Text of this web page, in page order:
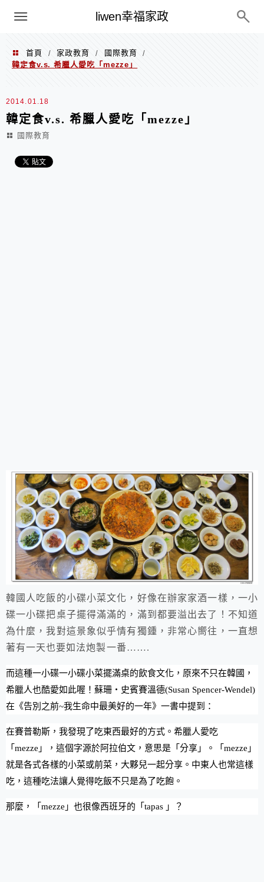
liwen幸福家政
menu
首頁 / 家政教育 / 國際教育
/
韓定食v.s. 希臘人愛吃「mezze」
2014.01.18
韓定食v.s. 希臘人愛吃「mezze」
國際教育
韓國人吃飯的小碟小菜文化，好像在辦家家酒一樣，一小
碟一小碟把桌子擺得滿滿的，滿到都要溢出去了！不知道
為什麼，我對這景象似乎情有獨鍾，非常心嚮往，一直想
著有一天也要如法炮製一番…….
而這種一小碟一小碟小菜擺滿桌的飲食文化，原來不只在韓國，
希臘人也酷愛如此喔！蘇珊‧史賓賽溫德(Susan Spencer-Wendel)
在《告別之前~我生命中最美好的一年》一書中提到：
在賽普勒斯，我發現了吃東西最好的方式。希臘人愛吃
「mezze」，這個字源於阿拉伯文，意思是「分享」。「mezze」
就是各式各樣的小菜或前菜，大夥兒一起分享。中東人也常這樣
吃，這種吃法讓人覺得吃飯不只是為了吃飽。
那麼，「mezze」也很像西班牙的「tapas 」？